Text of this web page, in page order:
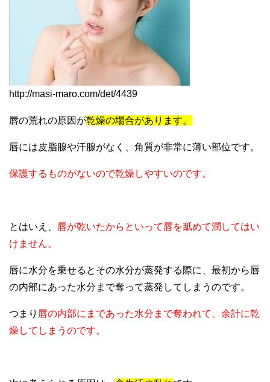
http://masi-maro.com/det/4439
唇の荒れの原因が乾燥の場合があります。
唇には皮脂腺や汗腺がなく、角質が非常に薄い部位です。
保護するものがないので乾燥しやすいのです。
とはいえ、
唇が乾いたからといって唇を舐めて潤してはい
けません。
唇に水分を乗せるとその水分が蒸発する際に、最初から唇
の内部にあった水分まで奪って蒸発してしまうのです。
つまり 唇の内部にまであった水分まで奪われて、余計に乾
燥してしまうのです。